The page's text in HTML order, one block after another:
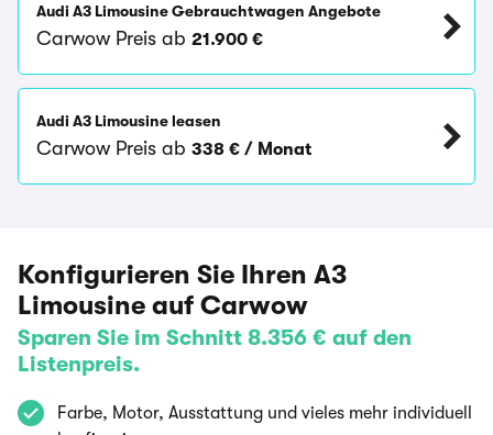
Audi A3 Limousine Gebrauchtwagen Angebote
Carwow Preis ab 21.900 €
‪Audi A3 Limousine‬ leasen
Carwow Preis ab 338 € / Monat
Konfigurieren Sie Ihren A3
Limousine auf Carwow
Sparen Sie im Schnitt 8.356 € auf den
Listenpreis.
Farbe, Motor, Ausstattung und vieles mehr individuell